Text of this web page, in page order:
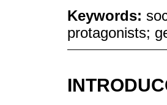
Keywords:
protagonists;